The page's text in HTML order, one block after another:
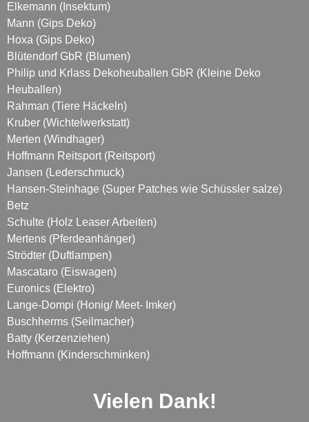
Elkemann (Insektum)
Mann (Gips Deko)
Hoxa (Gips Deko)
Blütendorf GbR (Blumen)
Philip und Krlass Dekoheuballen GbR (Kleine Deko
Heuballen)
Rahman (Tiere Häckeln)
Kruber (Wichtelwerkstatt)
Merten (Windhager)
Hoffmann Reitsport (Reitsport)
Jansen (Lederschmuck)
Hansen-Steinhage (Super Patches wie Schüssler salze)
Betz
Schulte (Holz Leaser Arbeiten)
Mertens (Pferdeanhänger)
Strödter (Duftlampen)
Mascataro (Eiswagen)
Euronics (Elektro)
Lange-Dompi (Honig/ Meet- Imker)
Buschherms (Seilmacher)
Batty (Kerzenziehen)
Hoffmann (Kinderschminken)
Vielen Dank!